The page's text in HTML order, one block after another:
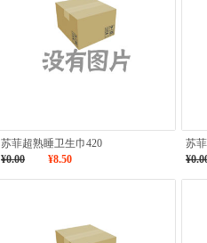
苏菲超熟睡卫生巾420
¥0.00
¥8.50
苏